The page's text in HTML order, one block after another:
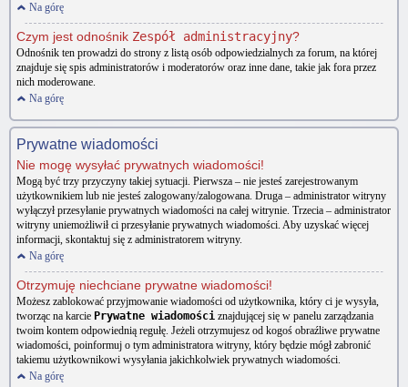
Na górę
Czym jest odnośnik Zespół administracyjny?
Odnośnik ten prowadzi do strony z listą osób odpowiedzialnych za forum, na której
znajduje się spis administratorów i moderatorów oraz inne dane, takie jak fora przez
nich moderowane.
Na górę
Prywatne wiadomości
Nie mogę wysyłać prywatnych wiadomości!
Mogą być trzy przyczyny takiej sytuacji. Pierwsza – nie jesteś zarejestrowanym
użytkownikiem lub nie jesteś zalogowany/zalogowana. Druga – administrator witryny
wyłączył przesyłanie prywatnych wiadomości na całej witrynie. Trzecia – administrator
witryny uniemożliwił ci przesyłanie prywatnych wiadomości. Aby uzyskać więcej
informacji, skontaktuj się z administratorem witryny.
Na górę
Otrzymuję niechciane prywatne wiadomości!
Możesz zablokować przyjmowanie wiadomości od użytkownika, który ci je wysyła,
tworząc na karcie Prywatne wiadomości znajdującej się w panelu zarządzania
twoim kontem odpowiednią regułę. Jeżeli otrzymujesz od kogoś obraźliwe prywatne
wiadomości, poinformuj o tym administratora witryny, który będzie mógł zabronić
takiemu użytkownikowi wysyłania jakichkolwiek prywatnych wiadomości.
Na górę